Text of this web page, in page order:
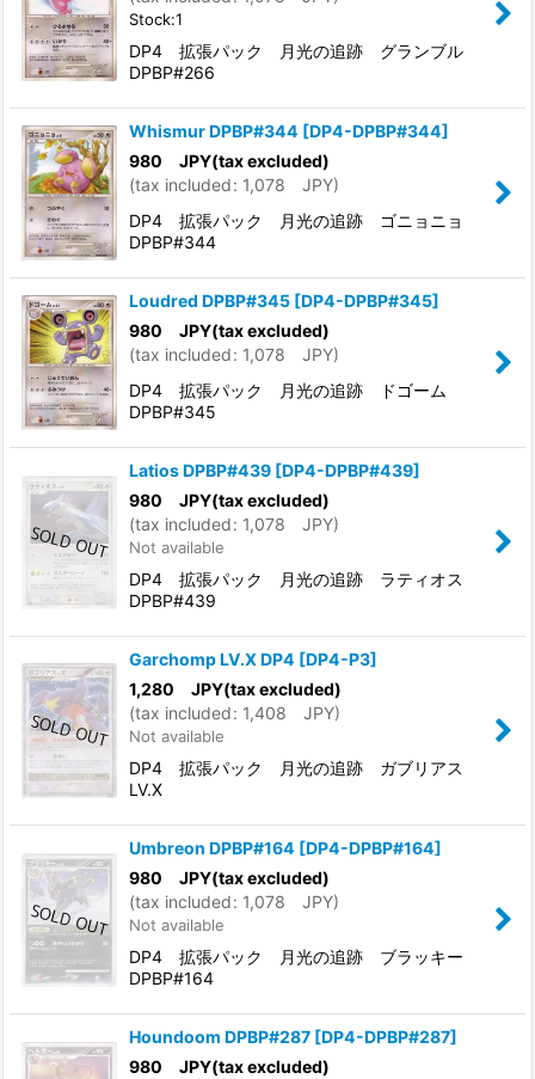
Stock:1
DP4 拡張パック 月光の追跡 グランブル
DPBP#266
Whismur DPBP#344 [DP4-DPBP#344]
980 JPY(tax excluded)
(tax included: 1,078 JPY)
DP4 拡張パック 月光の追跡 ゴニョニョ
DPBP#344
Loudred DPBP#345 [DP4-DPBP#345]
980 JPY(tax excluded)
(tax included: 1,078 JPY)
DP4 拡張パック 月光の追跡 ドゴーム
DPBP#345
Latios DPBP#439 [DP4-DPBP#439]
980 JPY(tax excluded)
(tax included: 1,078 JPY)
Not available
DP4 拡張パック 月光の追跡 ラティオス
DPBP#439
Garchomp LV.X DP4 [DP4-P3]
1,280 JPY(tax excluded)
(tax included: 1,408 JPY)
Not available
DP4 拡張パック 月光の追跡 ガブリアス
LV.X
Umbreon DPBP#164 [DP4-DPBP#164]
980 JPY(tax excluded)
(tax included: 1,078 JPY)
Not available
DP4 拡張パック 月光の追跡 ブラッキー
DPBP#164
Houndoom DPBP#287 [DP4-DPBP#287]
980 JPY(tax excluded)